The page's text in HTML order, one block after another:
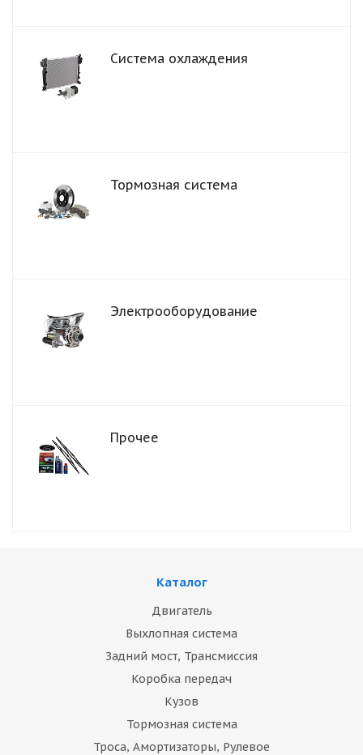
Система охлаждения
Тормозная система
Электрооборудование
Прочее
Каталог
Двигатель
Выхлопная система
Задний мост, Трансмиссия
Коробка передач
Кузов
Тормозная система
Троса, Амортизаторы, Рулевое